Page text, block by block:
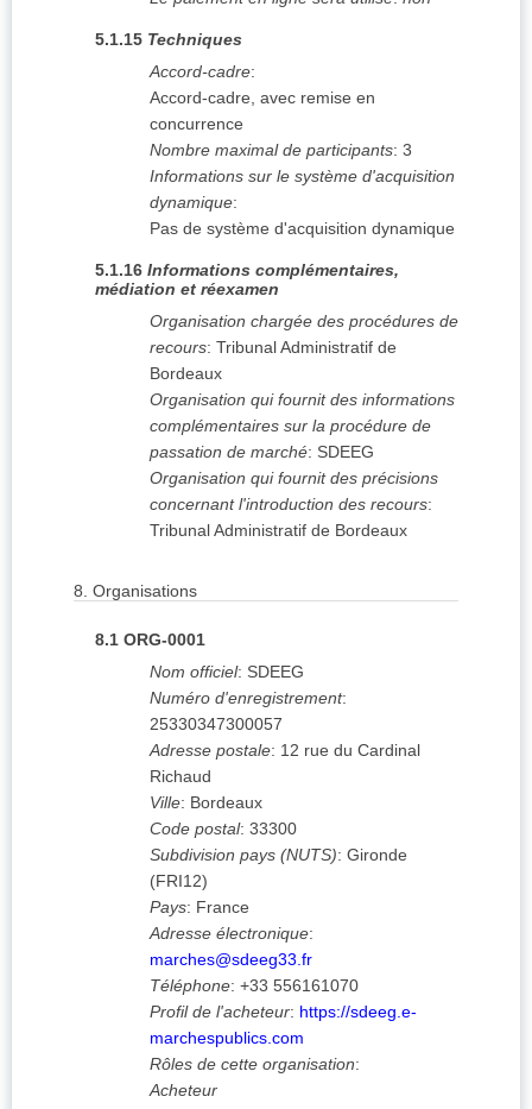
5.1.15 Techniques
Accord-cadre:
Accord-cadre, avec remise en
concurrence
Nombre maximal de participants: 3
Informations sur le système d'acquisition
dynamique:
Pas de système d'acquisition dynamique
5.1.16 Informations complémentaires,
médiation et réexamen
Organisation chargée des procédures de
recours: Tribunal Administratif de
Bordeaux
Organisation qui fournit des informations
complémentaires sur la procédure de
passation de marché: SDEEG
Organisation qui fournit des précisions
concernant l'introduction des recours:
Tribunal Administratif de Bordeaux
8. Organisations
8.1 ORG-0001
Nom officiel: SDEEG
Numéro d'enregistrement:
25330347300057
Adresse postale: 12 rue du Cardinal
Richaud
Ville: Bordeaux
Code postal: 33300
Subdivision pays (NUTS): Gironde
(FRI12)
Pays: France
Adresse électronique:
marches@sdeeg33.fr
Téléphone: +33 556161070
Profil de l'acheteur: https://sdeeg.e-
marchespublics.com
Rôles de cette organisation:
Acheteur